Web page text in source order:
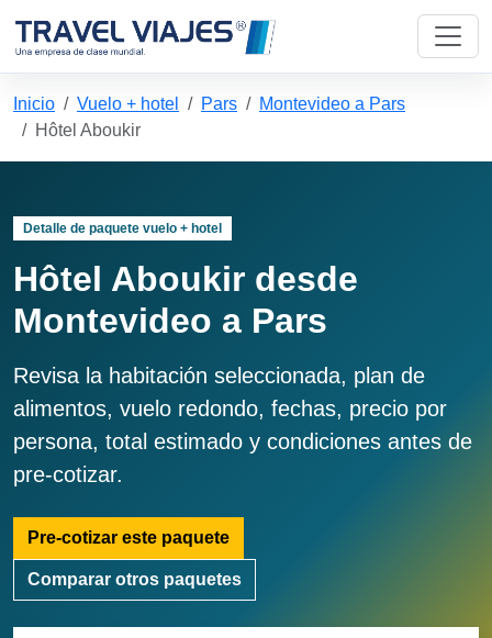
Inicio Vuelo + hotel Pars
Montevideo a Pars
Hôtel Aboukir
Detalle de paquete vuelo + hotel
Hôtel Aboukir desde
Montevideo a Pars
Revisa la habitación seleccionada, plan de
alimentos, vuelo redondo, fechas, precio por
persona, total estimado y condiciones antes de
pre-cotizar.
Pre-cotizar este paquete
Comparar otros paquetes